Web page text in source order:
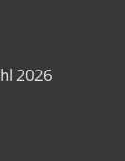
2026